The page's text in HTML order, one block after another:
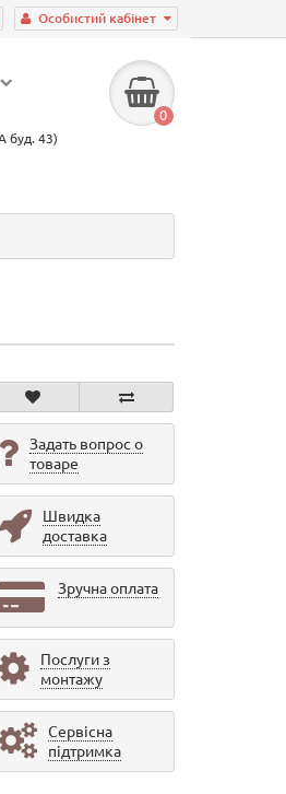
Особистий кабінет
буд. 43)
0
Задать вопрос о
товаре
Швидка
доставка
Зручна оплата
Послуги з
монтажу
Сервісна
підтримка